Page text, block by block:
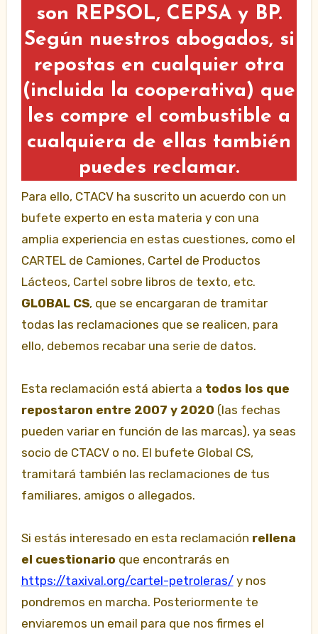
son REPSOL, CEPSA y BP.
Según nuestros abogados, si
repostas en cualquier otra
(incluida la cooperativa) que
les compre el combustible a
cualquiera de ellas también
puedes reclamar.
Para ello, CTACV ha suscrito un acuerdo con un
bufete experto en esta materia y con una
amplia experiencia en estas cuestiones, como el
CARTEL de Camiones, Cartel de Productos
Lácteos, Cartel sobre libros de texto, etc.
GLOBAL CS, que se encargaran de tramitar
todas las reclamaciones que se realicen, para
ello, debemos recabar una serie de datos.
Esta reclamación está abierta a todos los que
repostaron entre 2007 y 2020 (las fechas
pueden variar en función de las marcas), ya seas
socio de CTACV o no. El bufete Global CS,
tramitará también las reclamaciones de tus
familiares, amigos o allegados.
Si estás interesado en esta reclamación rellena
el cuestionario que encontrarás en
https://taxival.org/cartel-petroleras/y nos
pondremos en marcha. Posteriormente te
enviaremos un email para que nos firmes el